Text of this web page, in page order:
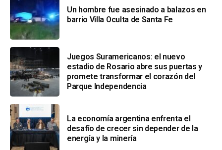
Un hombre fue asesinado a balazos en
barrio Villa Oculta de Santa Fe
Juegos Suramericanos: el nuevo
estadio de Rosario abre sus puertas y
promete transformar el corazón del
Parque Independencia
La economía argentina enfrenta el
desafío de crecer sin depender de la
energía y la minería